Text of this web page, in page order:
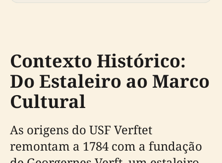
Contexto Histórico:
Do Estaleiro ao Marco
Cultural
As origens do USF Verftet
remontam a 1784 com a fundação